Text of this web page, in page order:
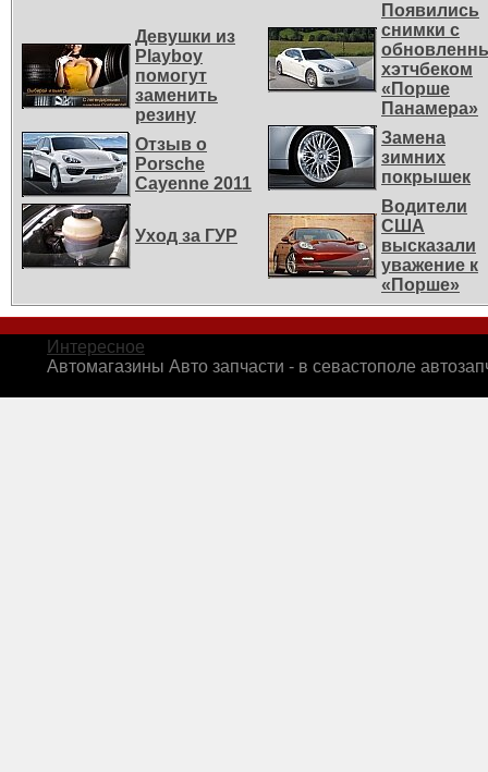
Девушки из
Playbоy
помогут
заменить
резину
Отзыв о
Porsche
Cayenne 2011
Уход за ГУР
Появились
снимки с
хэтчбеком
«Порше
Панамера»
Замена
зимних
покрышек
Водители
США
высказали
уважение к
«Порше»
Интересное
Автомагазины Авто запчасти - в севастополе